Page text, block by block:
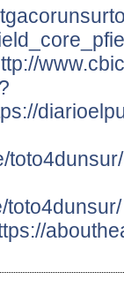
toto4dunsur/
toto4dunsur/